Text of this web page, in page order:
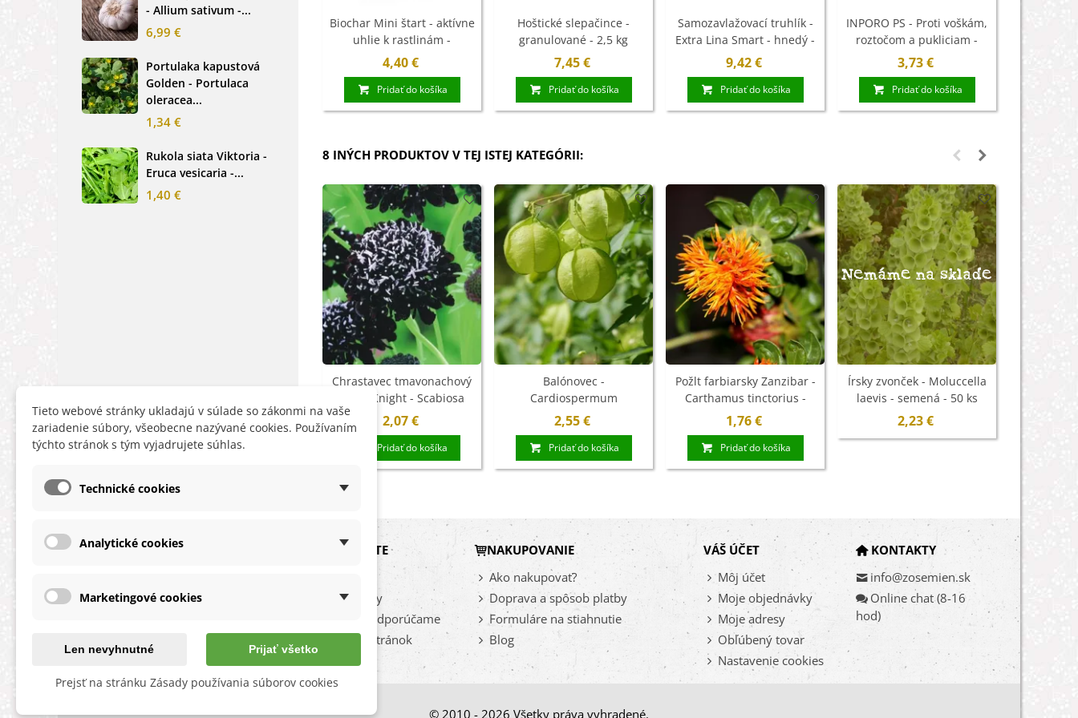
- Allium sativum -...
6,99 €
Portulaka kapustová
Golden - Portulaca
oleracea...
1,34 €
Rukola siata Viktoria -
Eruca vesicaria -...
1,40 €
2,07 €
Gloxínia Mont Blanc -
Sinningia - cibuľoviny
-...
Nezábudka alpínska
alpestris -...
1,29 €
Biochar Mini štart - aktívne
uhlie k rastlinám -
Devrakon - 300 ml
4,40 €
Pridať do košíka
Hoštické slepačince -
granulované - 2,5 kg
7,45 €
Pridať do košíka
Samozavlažovací truhlík -
Extra Lina Smart - hnedý -
60 cm - 1 ks
9,42 €
Pridať do košíka
INPORO PS - Proti voškám,
roztočom a pukliciam -
koncentrát - ochrana
rastlín - AgroBio - 10 ml
3,73 €
Pridať do košíka
8 INÝCH PRODUKTOV V TEJ ISTEJ KATEGÓRII:
Chrastavec tmavonachový
Black Knight - Scabiosa
atropurpurea - semená - 30
ks
2,07 €
Pridať do košíka
Balónovec -
Cardiospermum
halicacabum - semená - 15
ks
2,55 €
Pridať do košíka
Požlt farbiarsky Zanzibar -
Carthamus tinctorius -
semená šafranu na sušenie
- 50 ks
1,76 €
Pridať do košíka
Nemáme na sklade
Írsky zvonček - Moluccella
laevis - semená - 50 ks
2,23 €
INFORMÁCIE
Ochrana osobných údajov
Reklamačný poriadok
O nás a kontakt
HĽADÁTE
Novinky
Teraz odporúčame
Mapa stránok
NAKUPOVANIE
Ako nakupovať?
Doprava a spôsob platby
Formuláre na stiahnutie
Blog
VÁŠ ÚČET
Môj účet
Moje objednávky
Moje adresy
Obľúbený tovar
Nastavenie cookies
KONTAKTY
info@zosemien.sk
Online chat (8-16
hod)
© 2010 - 2026 Všetky práva vyhradené.
Tieto webové stránky ukladajú v súlade so zákonmi na vaše
zariadenie súbory, všeobecne nazývané cookies. Používaním
týchto stránok s tým vyjadrujete súhlas.
Technické cookies
Analytické cookies
Marketingové cookies
Len nevyhnutné Prijať všetko
Prejsť na stránku Zásady používania súborov cookies